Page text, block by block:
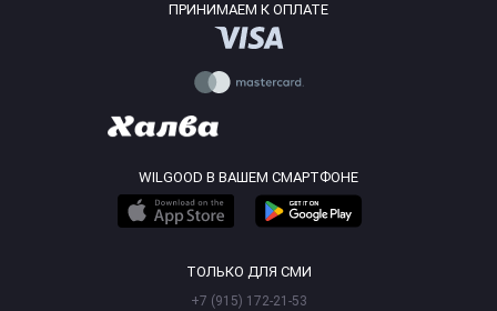
ПРИНИМАЕМ К ОПЛАТЕ
WILGOOD В ВАШЕМ СМАРТФОНЕ
ТОЛЬКО ДЛЯ СМИ
+7 (915) 172-21-53